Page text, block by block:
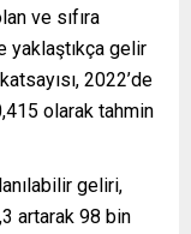
ve sıfıra
yaklaştıkça gelir
2022’de
olarak tahmin
geliri,
artarak 98 bin